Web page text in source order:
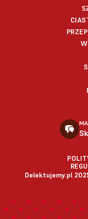
Delektujemy.pl